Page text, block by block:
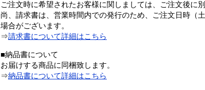
ご注文時に希望されたお客様に関しましては、ご注文後に
尚、請求書は、営業時間内での発行のため、ご注文日時（
場合がございます。
⇒請求書について詳細はこちら
■納品書について
お届けする商品に同梱致します。
⇒納品書について詳細はこちら